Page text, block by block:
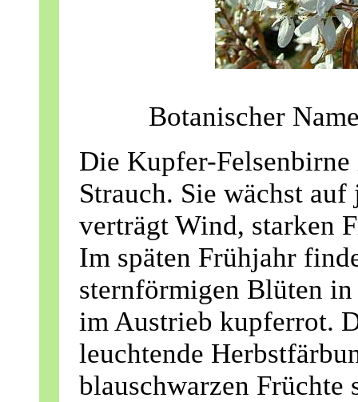
Botanischer
Die Kupfer-
Strauch. Sie wächst
verträgt Wind, starken
Im späten Frühjahr
sternförmigen Blüten
im Austrieb kupferrot.
leuchtende
blauschwarzen Früchte